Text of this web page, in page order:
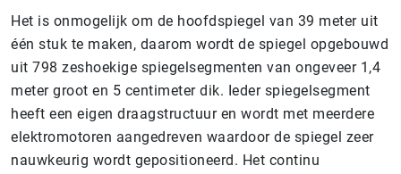
Het is onmogelijk om de hoofdspiegel van 39 meter uit
één stuk te maken, daarom wordt de spiegel opgebouwd
uit 798 zeshoekige spiegelsegmenten van ongeveer 1,4
meter groot en 5 centimeter dik. Ieder spiegelsegment
heeft een eigen draagstructuur en wordt met meerdere
elektromotoren aangedreven waardoor de spiegel zeer
nauwkeurig wordt gepositioneerd. Het continu